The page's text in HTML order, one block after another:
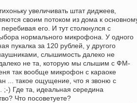
увеличивать штат диджеев,
своим потоком из дома к
его. И тут столкнулся с
нормального микрофона. У одного
пукалка за 120 рублей, у другого
слышимость далеко не
не та, которую мы слышим с ФМ-
так вообще микрофон с караоке
... такое ощущение, что я звоню с
;-) Где та, идеальная середина
Что посоветуете?